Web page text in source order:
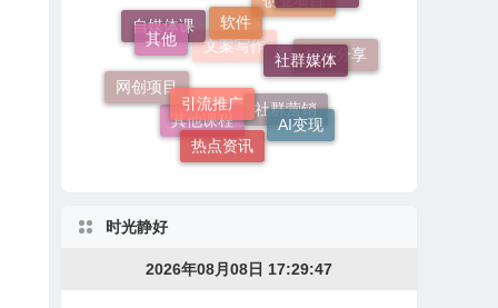
创业项目
文案写作
自媒体课 知识分享
社群营销
其他课程
网创项目
其他
社群媒体
AI变现
热点资讯
引流推广
时光静好
2026年08月08日 17:29:48